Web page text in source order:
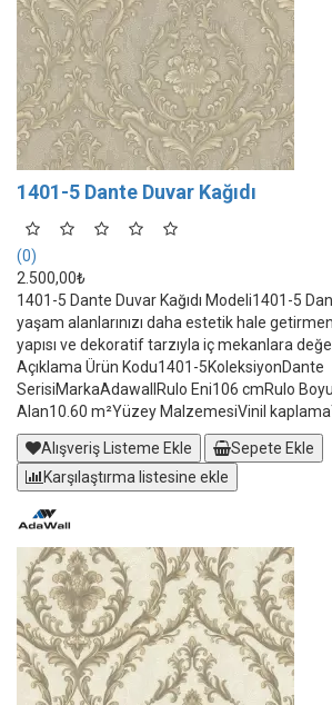
1401-5 Dante Duvar Kağıdı
(0)
2.500,00₺
1401-5 Dante Duvar Kağıdı Modeli1401-5
yaşam alanlarınızı daha estetik hale
yapısı ve dekoratif tarzıyla iç mekanlara
Açıklama Ürün Kodu1401-5KoleksiyonDante
SerisiMarkaAdawallRulo Eni106 cmRulo
Alan10.60 m²Yüzey MalzemesiVinil
Alışveriş Listeme Ekle
Sepete Ekle
Karşılaştırma listesine ekle